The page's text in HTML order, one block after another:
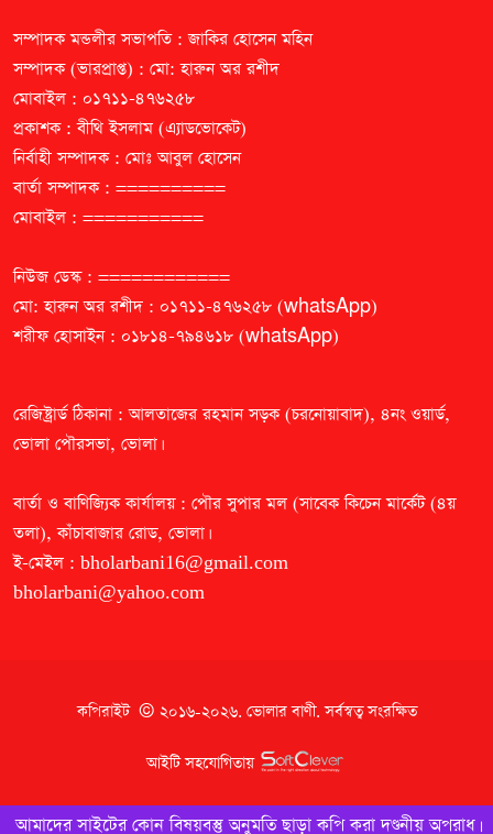
সম্পাদক মন্ডলীর সভাপতি : জাকির হোসেন মহিন
সম্পাদক (ভারপ্রাপ্ত) : মো: হারুন অর রশীদ
মোবাইল : ০১৭১১-৪৭৬২৫৮
প্রকাশক : বীথি ইসলাম (এ্যাডভোকেট)
নির্বাহী সম্পাদক : মোঃ আবুল হোসেন
বার্তা সম্পাদক : ==========
মোবাইল : ===========
নিউজ ডেস্ক : ============
মো: হারুন অর রশীদ : ০১৭১১-৪৭৬২৫৮ (whatsApp)
শরীফ হোসাইন : ০১৮১৪-৭৯৪৬১৮ (whatsApp)
রেজিষ্ট্রার্ড ঠিকানা : আলতাজের রহমান সড়ক (চরনোয়াবাদ), ৪নং ওয়ার্ড,
ভোলা পৌরসভা, ভোলা।
বার্তা ও বাণিজ্যিক কার্যালয় : পৌর সুপার মল (সাবেক কিচেন মার্কেট (৪য়
তলা), কাঁচাবাজার রোড, ভোলা।
ই-মেইল : bholarbani16@gmail.com
bholarbani@yahoo.com
কপিরাইট © ২০১৬-২০২৬. ভোলার বাণী. সর্বস্বত্ব সংরক্ষিত
আইটি সহযোগিতায়
আমাদের সাইটের কোন বিষয়বস্তু অনুমতি ছাড়া কপি করা দণ্ডনীয় অপরাধ।